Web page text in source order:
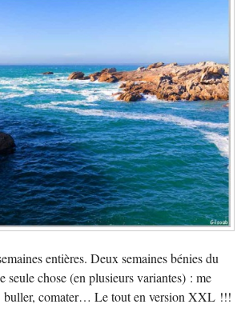
entières. Deux semaines bénies du
seule chose (en plusieurs variantes) : me
buller, comater… Le tout en version XXL !!!